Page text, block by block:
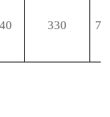
40 330